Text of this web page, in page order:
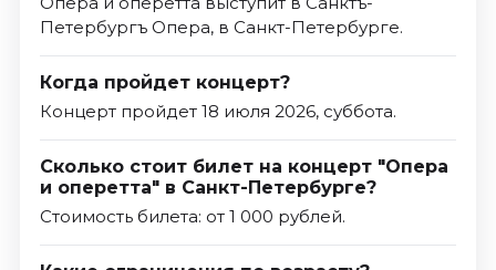
Петербургъ Опера, в Санкт-Петербурге.
Когда пройдет концерт?
Концерт пройдет 18 июля 2026, суббота.
Сколько стоит билет на концерт "Опера
и оперетта" в Санкт-Петербурге?
Стоимость билета: от 1 000 рублей.